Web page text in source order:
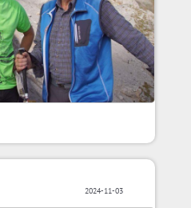
2024-11-03